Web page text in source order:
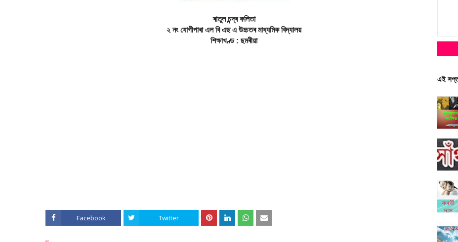
ৰাতুল চন্দ্ৰ কলিতা
২ নং যোগীপাৰা এল বি এছ এ উচ্চতৰ মাধ্যমিক বিদ্যালয়
শিক্ষাখণ্ড : ছমৰীয়া
Facebook Twitter
এই